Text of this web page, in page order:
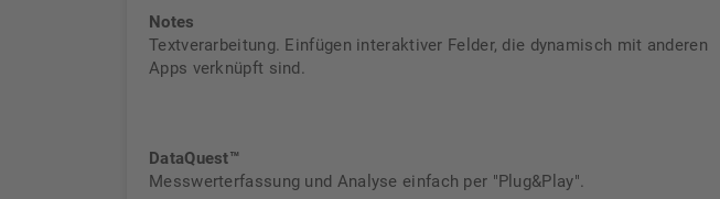
Notes
Textverarbeitung. Einfügen interaktiver Felder, die dynamisch mit anderen
Apps verknüpft sind.
DataQuest™
Messwerterfassung und Analyse einfach per "Plug&Play".